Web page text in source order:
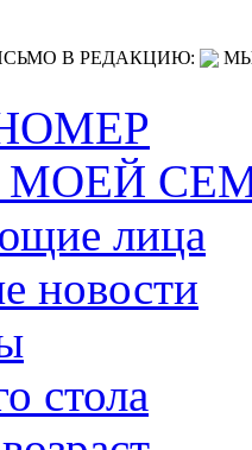
В РЕДАКЦИЮ:
МОЕЙ
лица
новости
стола